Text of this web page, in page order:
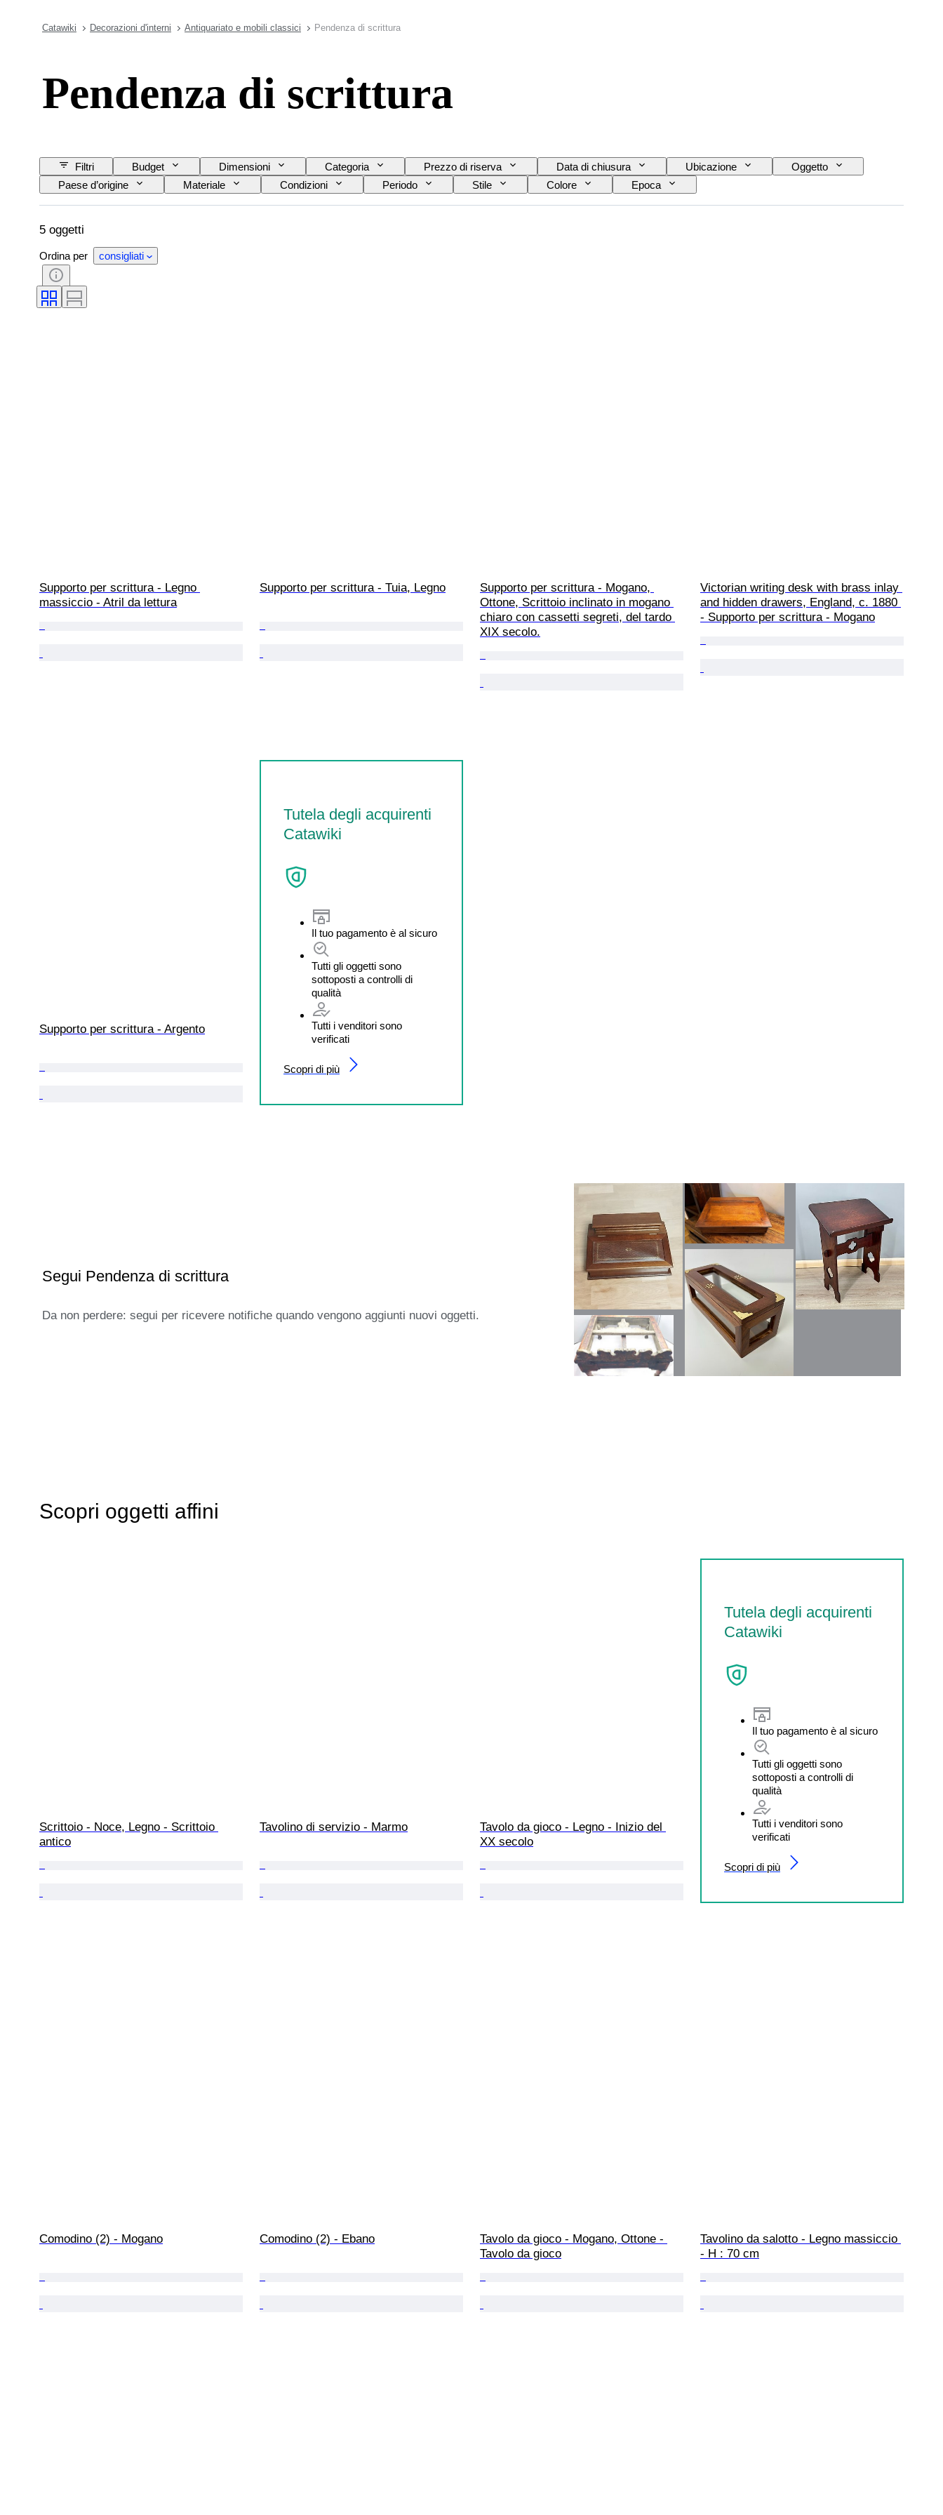
Catawiki Decorazioni d'interni Antiquariato e mobili classici Pendenza di scrittura
Pendenza di scrittura
Filtri Budget Dimensioni Categoria Prezzo di riserva Data di chiusura Ubicazione
Oggetto
Paese d’origine
Materiale Condizioni Periodo Stile Colore Epoca
5 oggetti
Ordina per consigliati
Supporto per scrittura - Legno
massiccio - Atril da lettura
Supporto per scrittura - Tuia, Legno
Supporto per scrittura - Mogano,
Ottone, Scrittoio inclinato in mogano
chiaro con cassetti segreti, del tardo
XIX secolo.
Victorian writing desk with brass inlay
and hidden drawers, England, c. 1880
- Supporto per scrittura - Mogano
Supporto per scrittura - Argento
Tutela degli acquirenti
Catawiki
Il tuo pagamento è al sicuro
Tutti gli oggetti sono
sottoposti a controlli di
qualità
Tutti i venditori sono
verificati
Scopri di più
Segui Pendenza di scrittura
Da non perdere: segui per ricevere notifiche quando vengono aggiunti nuovi oggetti.
Scopri oggetti affini
Tutela degli acquirenti
Catawiki
Il tuo pagamento è al sicuro
Tutti gli oggetti sono
sottoposti a controlli di
qualità
Tutti i venditori sono
verificati
Scopri di più
Scrittoio - Noce, Legno - Scrittoio
antico
Tavolino di servizio - Marmo
Tavolo da gioco - Legno - Inizio del
XX secolo
Comodino (2) - Mogano Comodino (2) - Ebano
Tavolo da gioco - Mogano, Ottone -
Tavolo da gioco
Tavolino da salotto - Legno massiccio
- H : 70 cm